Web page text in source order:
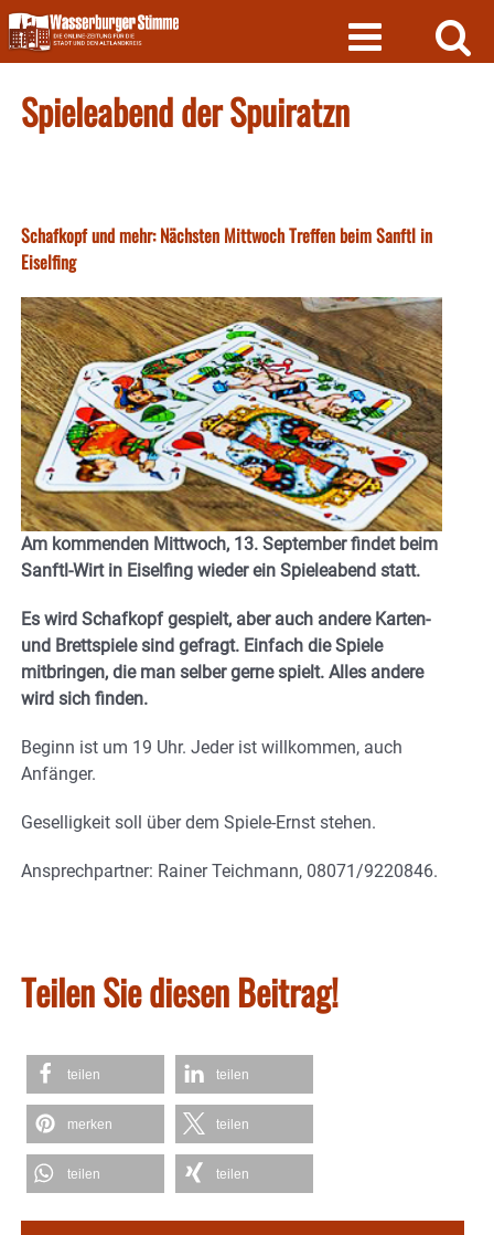
Skip
to
content
Spieleabend der Spuiratzn
Schafkopf und mehr: Nächsten Mittwoch Treffen beim Sanftl in
Eiselfing
Am kommenden Mittwoch, 13. September findet beim
Sanftl-Wirt in Eiselfing wieder ein Spieleabend statt.
Es wird Schafkopf gespielt, aber auch andere Karten-
und Brettspiele sind gefragt. Einfach die Spiele
mitbringen, die man selber gerne spielt. Alles andere
wird sich finden.
Beginn ist um 19 Uhr. Jeder ist willkommen, auch
Anfänger.
Geselligkeit soll über dem Spiele-Ernst stehen.
Ansprechpartner: Rainer Teichmann, 08071/9220846.
Teilen Sie diesen Beitrag!
teilen teilen
merken teilen
teilen teilen